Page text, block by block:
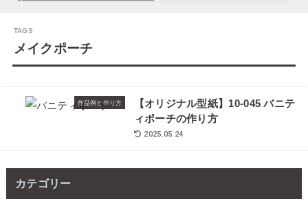
メイクポーチ
作品例と作り方
【オリジナル型紙】10-045 バニテ
ィポーチの作り方
2025.05.24
カテゴリー